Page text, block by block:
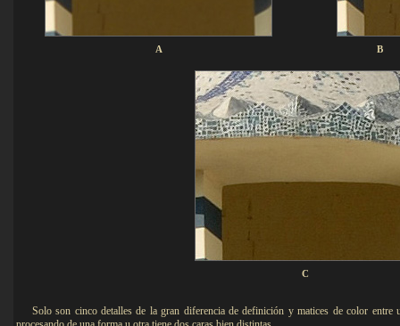
A B
C
Solo son cinco detalles de la gran diferencia de definición y matices de color